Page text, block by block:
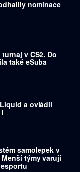
nominace
v CS2. Do
také eSuba
a ovládli
samolepek v
týmy varují